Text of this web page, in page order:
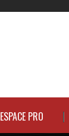
ESPACE PRO